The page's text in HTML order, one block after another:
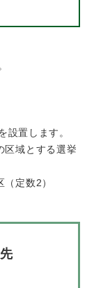
設置します。
区域とする選挙
定数2）